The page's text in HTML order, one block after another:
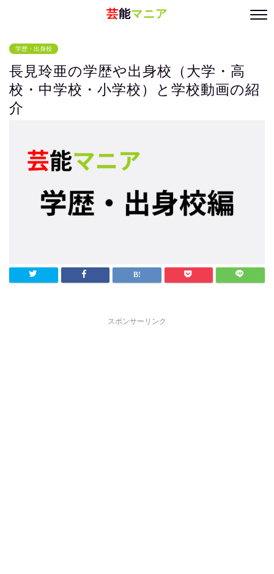
芸能マニア
学歴・出身校
長見玲亜の学歴や出身校（大学・高
校・中学校・小学校）と学校動画の紹
介
スポンサーリンク